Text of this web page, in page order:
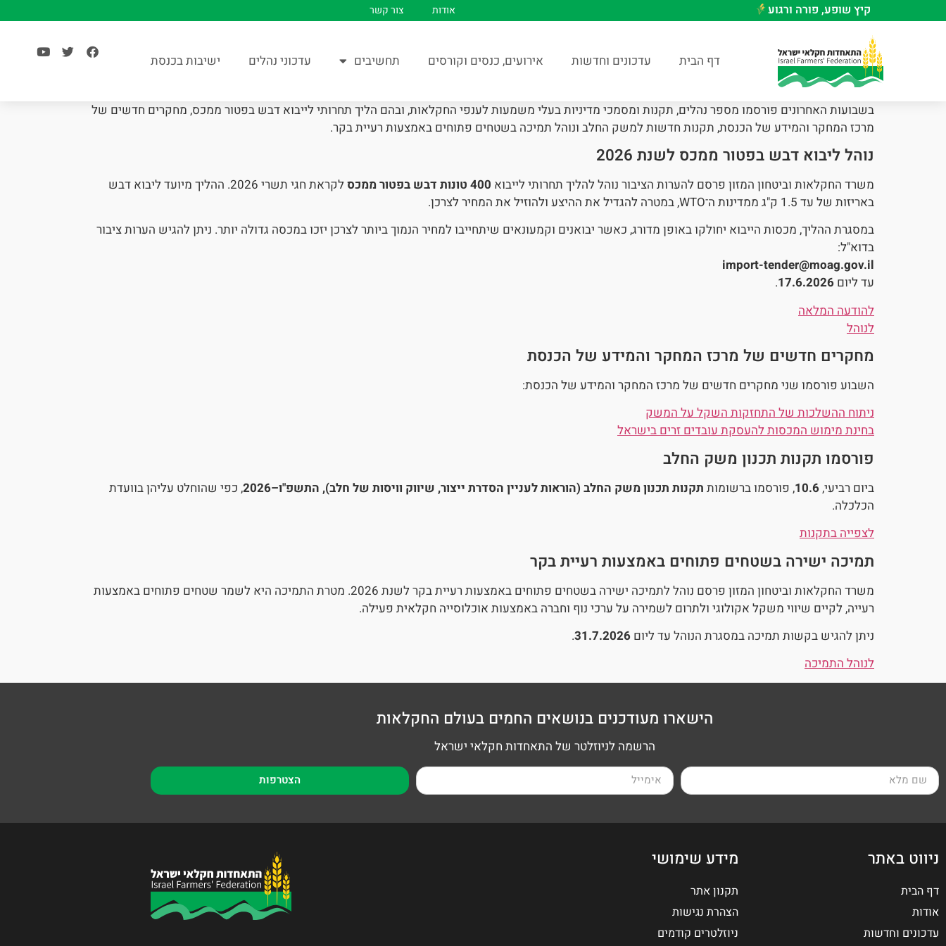
קיץ שופע, פורה ורגוע אודות צור קשר
דף הבית עדכונים וחדשות אירועים, כנסים וקורסים תחשיבים עדכוני נהלים ישיבות בכנסת
בשבועות האחרונים פורסמו מספר נהלים, תקנות ומסמכי מדיניות בעלי משמעות לענפי החקלאות, ובהם הליך תחרותי לייבוא דבש בפטור ממכס, מחקרים חדשים של
מרכז המחקר והמידע של הכנסת, תקנות חדשות למשק החלב ונוהל תמיכה בשטחים פתוחים באמצעות רעיית בקר.
נוהל ליבוא דבש בפטור ממכס לשנת 2026
משרד החקלאות וביטחון המזון פרסם להערות הציבור נוהל להליך תחרותי לייבוא 400 טונות דבש בפטור ממכס
לקראת חגי תשרי 2026. ההליך מיועד ליבוא דבש
באריזות של עד 1.5 ק"ג ממדינות ה־WTO, במטרה להגדיל את ההיצע ולהוזיל את המחיר לצרכן.
במסגרת ההליך, מכסות הייבוא יחולקו באופן מדורג, כאשר יבואנים וקמעונאים שיתחייבו למחיר הנמוך ביותר לצרכן יזכו במכסה גדולה יותר. ניתן להגיש הערות ציבור
בדוא"ל:
import-tender@moag.gov.il
עד ליום 17.6.2026
.
להודעה המלאה
לנוהל
מחקרים חדשים של מרכז המחקר והמידע של הכנסת
השבוע פורסמו שני מחקרים חדשים של מרכז המחקר והמידע של הכנסת:
ניתוח ההשלכות של התחזקות השקל על המשק
בחינת מימוש המכסות להעסקת עובדים זרים בישראל
פורסמו תקנות תכנון משק החלב
ביום רביעי,10.6, פורסמו ברשומות תקנות תכנון משק החלב (הוראות לעניין הסדרת ייצור, שיווק וויסות של חלב), התשפ"ו–2026
, כפי שהוחלט עליהן בוועדת
הכלכלה.
לצפייה בתקנות
תמיכה ישירה בשטחים פתוחים באמצעות רעיית בקר
משרד החקלאות וביטחון המזון פרסם נוהל לתמיכה ישירה בשטחים פתוחים באמצעות רעיית בקר לשנת 2026. מטרת התמיכה היא לשמר שטחים פתוחים באמצעות
רעייה, לקיים שיווי משקל אקולוגי ולתרום לשמירה על ערכי נוף וחברה באמצעות אוכלוסייה חקלאית פעילה.
ניתן להגיש בקשות תמיכה במסגרת הנוהל עד ליום 31.7.2026
.
לנוהל התמיכה
הישארו מעודכנים בנושאים החמים בעולם החקלאות
הרשמה לניוזלטר של התאחדות חקלאי ישראל
הצטרפות
ניווט באתר
דף הבית
אודות
עדכונים וחדשות
מידע שימושי
תקנון אתר
הצהרת נגישות
ניוזלטרים קודמים